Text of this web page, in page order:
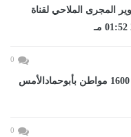
المجرى الملاحي لقناة
0
صحة الشرقية توقع الكشف على 1600 مواطن بأبوحمادالأمس
0